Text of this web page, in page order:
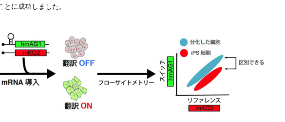
とに成功しました。